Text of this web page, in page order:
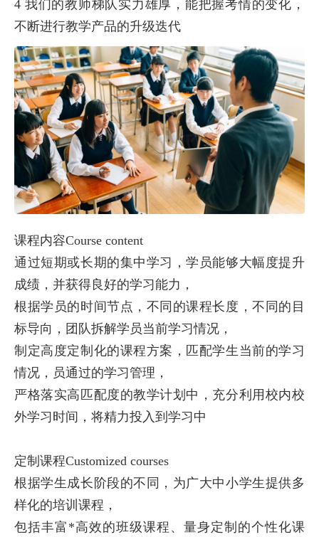
4 我们的教师梯队实力雄厚，能把握考情的变化，
不断进行教学产品的升级迭代
课程内容Course content
通过短期或长期的集中学习，学员能够大幅度提升
成绩，并获得良好的学习能力，
根据学员的时间节点，不同的课程长度，不同的目
标导向，团队拆解学员当前学习情况，
制定高度定制化的课程方案，匹配学生当前的学习
情况，员通过的学习管理，
严格落实高匹配度的教学计划中，充分利用校内校
外学习时间，将精力投入到学习中
定制课程Customized courses
根据学生成长阶段的不同，为广大中小学生提供多
样化的培训课程，
包括丰富*高效的班级课程、量身定制的个性化课